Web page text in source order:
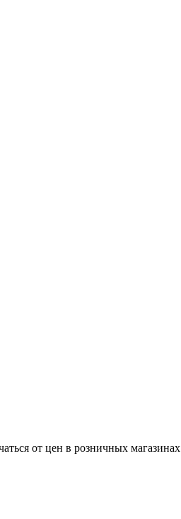
от цен в розничных магазинах